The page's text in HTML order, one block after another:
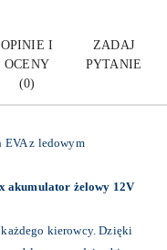
OPINIE I
OCENY
(0)
ZADAJ
PYTANIE
EVA z ledowym
akumulator żelowy 12V
kierowcy. Dzięki